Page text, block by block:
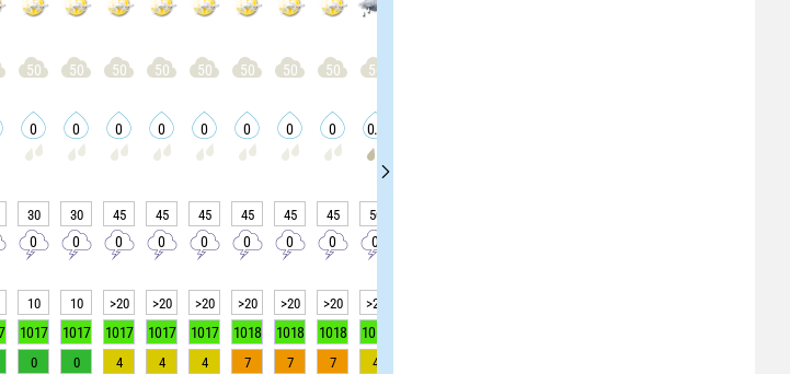
50 50 50 50 50 50 50 50 50
0 0 0 0 0 0 0 0 0.1
30 30 45 45 45 45 45 45 50
0 0 0 0 0 0 0 0 0
10 10 >20 >20 >20 >20 >20 >20 >20
1017 1017 1017 1017 1017 1018 1018 1018 1017
0 0 4 4 4 7 7 7 4